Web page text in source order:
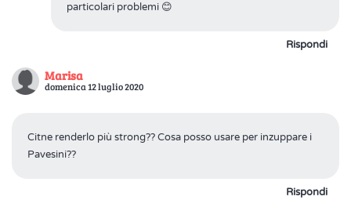
particolari problemi 😊
Rispondi
Marisa
domenica 12 luglio 2020
Citne renderlo più strong?? Cosa posso usare per inzuppare i
Pavesini??
Rispondi